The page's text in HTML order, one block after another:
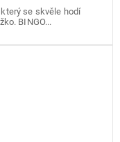
se skvěle hodí
BINGO...